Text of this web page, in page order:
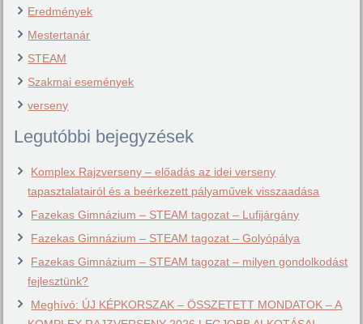
Eredmények
Mestertanár
STEAM
Szakmai események
verseny
Legutóbbi bejegyzések
Komplex Rajzverseny – előadás az idei verseny
tapasztalatairól és a beérkezett pályaművek visszaadása
Fazekas Gimnázium – STEAM tagozat – Lufijárgány
Fazekas Gimnázium – STEAM tagozat – Golyópálya
Fazekas Gimnázium – STEAM tagozat – milyen gondolkodást
fejlesztünk?
Meghívó: ÚJ KÉPKORSZAK – ÖSSZETETT MONDATOK – A